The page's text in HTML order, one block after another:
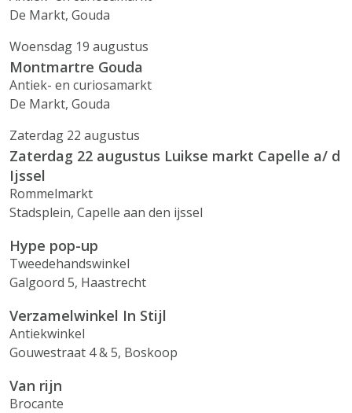
De Markt, Gouda
Woensdag 19 augustus
Montmartre Gouda
Antiek- en curiosamarkt
De Markt, Gouda
Zaterdag 22 augustus
Zaterdag 22 augustus Luikse markt Capelle a/ d
Ijssel
Rommelmarkt
Stadsplein, Capelle aan den ijssel
Hype pop-up
Tweedehandswinkel
Galgoord 5, Haastrecht
Verzamelwinkel In Stijl
Antiekwinkel
Gouwestraat 4 & 5, Boskoop
Van rijn
Brocante